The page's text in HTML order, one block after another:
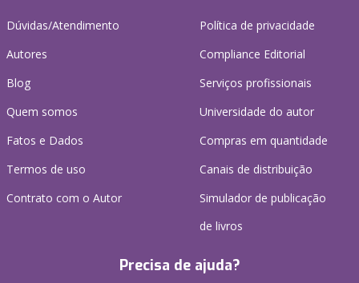
Dúvidas/Atendimento
Autores
Blog
Quem somos
Fatos e Dados
Termos de uso
Contrato com o Autor
Política de privacidade
Compliance Editorial
Serviços profissionais
Universidade do autor
Compras em quantidade
Canais de distribuição
Simulador de publicação
de livros
Precisa de ajuda?